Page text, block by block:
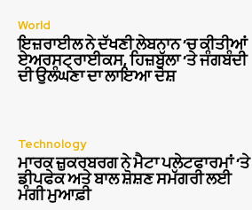
World
ਇਜ਼ਰਾਈਲ ਨੇ ਦੱਖਣੀ ਲੇਬਨਾਨ ‘ਚ ਕੀਤੀਆਂ
ਏਅਰਸਟ੍ਰਾਈਕਸ, ਹਿਜ਼ਬੁੱਲਾ ‘ਤੇ ਜੰਗਬੰਦੀ
ਦੀ ਉਲੰਘਣਾ ਦਾ ਲਾਇਆ ਦੋਸ਼
Technology
ਮਾਰਕ ਜ਼ੁਕਰਬਰਗ ਨੇ ਮੈਟਾ ਪਲੇਟਫਾਰਮਾਂ ‘ਤੇ
ਡੀਪਫੇਕ ਅਤੇ ਬਾਲ ਸ਼ੋਸ਼ਣ ਸਮੱਗਰੀ ਲਈ
ਮੰਗੀ ਮੁਆਫ਼ੀ